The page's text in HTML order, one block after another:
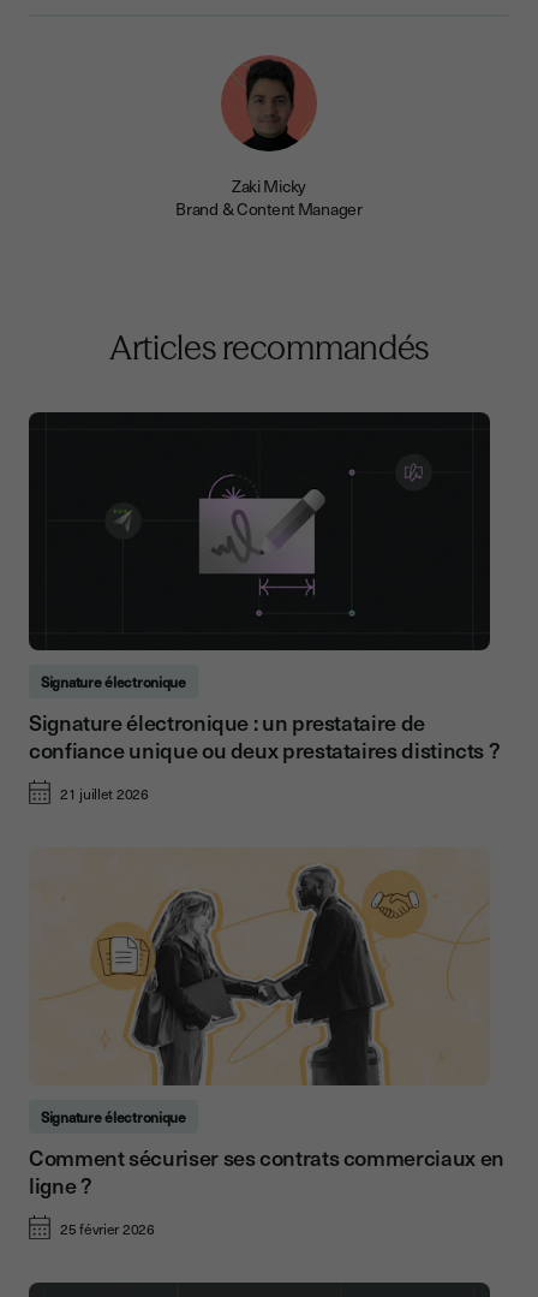
Zaki Micky
Brand & Content Manager
Articles recommandés
Signature électronique
Signature électronique : un prestataire de
confiance unique ou deux prestataires distincts ?
21 juillet 2026
Signature électronique
Comment sécuriser ses contrats commerciaux en
ligne ?
25 février 2026